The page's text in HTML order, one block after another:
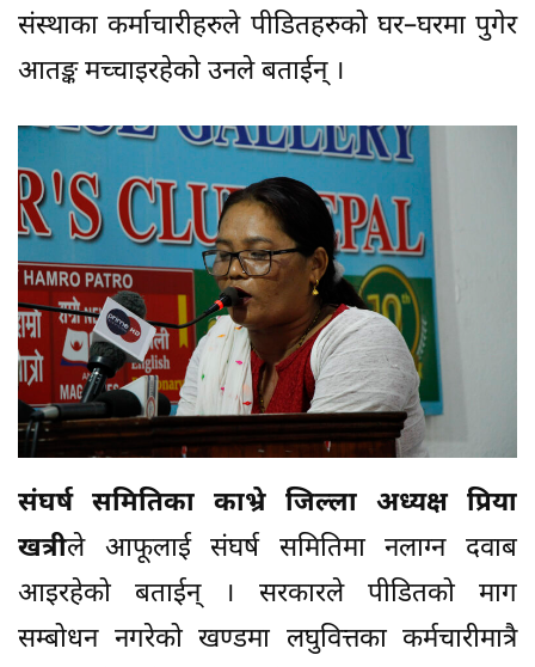
संस्थाका कर्माचारीहरुले पीडितहरुको घर–घरमा पुगेर
आतङ्क मच्चाइरहेको उनले बताईन् ।
संघर्ष समितिका काभ्रे जिल्ला अध्यक्ष प्रिया
खत्रीले आफूलाई संघर्ष समितिमा नलाग्न दवाब
आइरहेको बताईन् । सरकारले पीडितको माग
सम्बोधन नगरेको खण्डमा लघुवित्तका कर्मचारीमात्रै